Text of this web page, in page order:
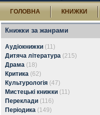
ГОЛОВНА КНИЖКИ
Книжки за жанрами
Аудіокнижки (11)
Дитяча література (215)
Драма (18)
Критика (62)
Культурологія (47)
Мистецькі книжки (11)
Переклади (116)
Періодика (149)